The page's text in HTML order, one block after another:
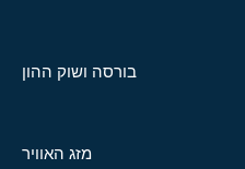
בורסה ושוק ההון
מזג האוויר